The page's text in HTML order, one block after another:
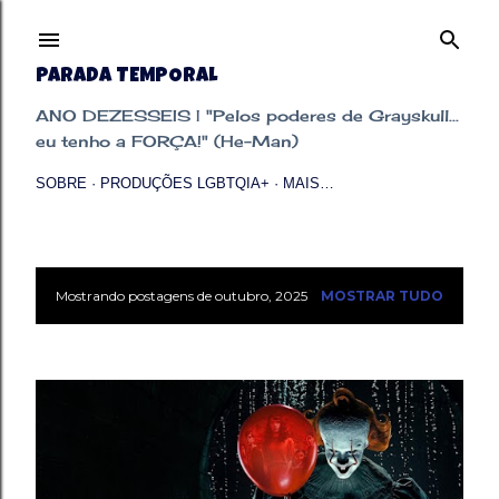
PARADA TEMPORAL
ANO DEZESSEIS | "Pelos poderes de Grayskull...
eu tenho a FORÇA!" (He-Man)
SOBRE PRODUÇÕES LGBTQIA+ MAIS…
PMostrando postagens de outubro, 2025 MOSTRAR TUDO